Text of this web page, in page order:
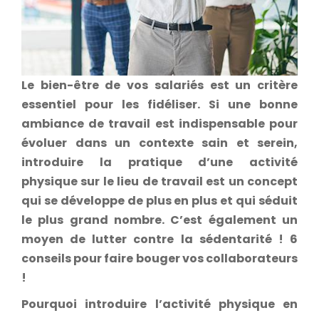
Le bien-être de vos salariés est un critère
essentiel pour les fidéliser. Si une bonne
ambiance de travail est indispensable pour
évoluer dans un contexte sain et serein,
introduire la pratique d’une activité
physique sur le lieu de travail est un concept
qui se développe de plus en plus et qui séduit
le plus grand nombre. C’est également un
moyen de lutter contre la sédentarité ! 6
conseils pour faire bouger vos collaborateurs
!
Pourquoi introduire l’activité physique en